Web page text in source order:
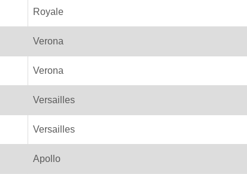
Royale
Verona
Verona
Versailles
Versailles
Apollo